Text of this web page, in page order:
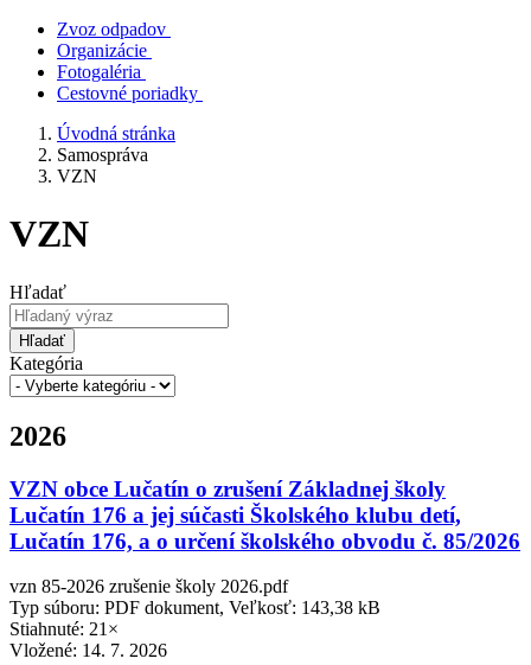
Zvoz odpadov
Organizácie
Fotogaléria
Cestovné poriadky
Úvodná stránka
Samospráva
VZN
VZN
Hľadať
Hľadať
Kategória
2026
VZN obce Lučatín o zrušení Základnej školy
Lučatín 176 a jej súčasti Školského klubu detí,
Lučatín 176, a o určení školského obvodu č. 85/2026
vzn 85-2026 zrušenie školy 2026.pdf
Typ súboru: PDF dokument, Veľkosť: 143,38 kB
Stiahnuté: 21×
Vložené: 14. 7. 2026